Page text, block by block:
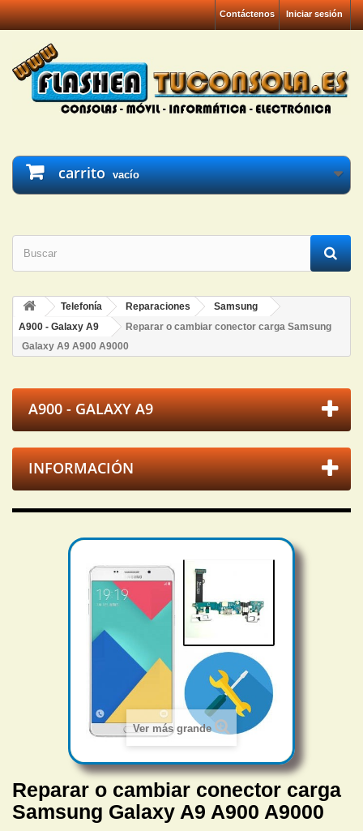
Iniciar sesión
Contáctenos
carrito vacío
Telefonía Reparaciones
Samsung
A900 - Galaxy A9
Reparar o cambiar conector carga Samsung
Galaxy A9 A900 A9000
A900 - GALAXY A9
INFORMACIÓN
Ver más grande
Reparar o cambiar conector carga
Samsung Galaxy A9 A900 A9000